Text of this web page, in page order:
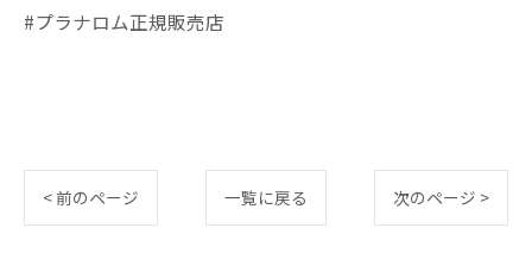
#プラナロム正規販売店
< 前のページ 一覧に戻る 次のページ >